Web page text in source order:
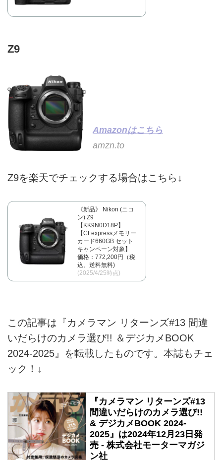
Z9
Amazonはこちら
amzn.to
Z9を楽天でチェックする場合はこちら↓
《新品》 Nikon (ニコ
ン) Z9
【KK9N0D18P】
【CFexpressメモリー
カード660GB セット
キャンペーン対象】
価格：772,200円（税
込、送料無料)
(2025/4/25時点)
この記事は『カメラマン リターンズ#13 間違
いだらけのカメラ選び!! ＆デジカメBOOK
2024-2025』を転載したものです。本誌もチェ
ック！↓
『カメラマン リターンズ#13
間違いだらけのカメラ選び!!
& デジカメBOOK 2024-
2025』は2024年12月23日発
売 - 株式会社モーターマガジ
ン社